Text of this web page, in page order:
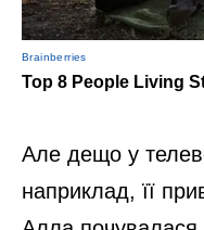
Але дещо у
наприклад, її